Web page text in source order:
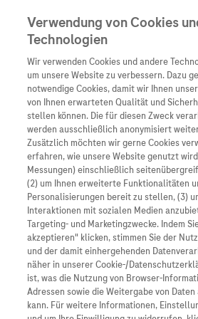
Verwendung von Cookies
Technologien
Wir verwenden Cookies und andere
um unsere Website zu verbessern. Dazu
notwendige Cookies, damit wir Ihnen
von Ihnen erwarteten Qualität und
stellen können. Die für diesen Zweck
werden ausschließlich anonymisiert
Zusätzlich möchten wir gerne Cookies
erfahren, wie unsere Website genutzt
Messungen) einschließlich
(2) um Ihnen erweiterte Funktionalitäten
Personalisierungen bereit zu stellen, (3)
Interaktionen mit sozialen Medien
Targeting- und Marketingzwecke. Indem
akzeptieren" klicken, stimmen Sie der
und der damit einhergehenden
näher in unserer Cookie-/
ist, was die Nutzung von Browser-
Adressen sowie die Weitergabe von
kann. Für weitere Informationen,